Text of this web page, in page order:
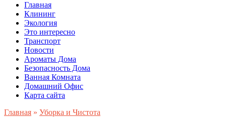
Главная
Клининг
Экология
Это интересно
Транспорт
Новости
Ароматы Дома
Безопасность Дома
Ванная Комната
Домашний Офис
Карта сайта
Главная » Уборка и Чистота